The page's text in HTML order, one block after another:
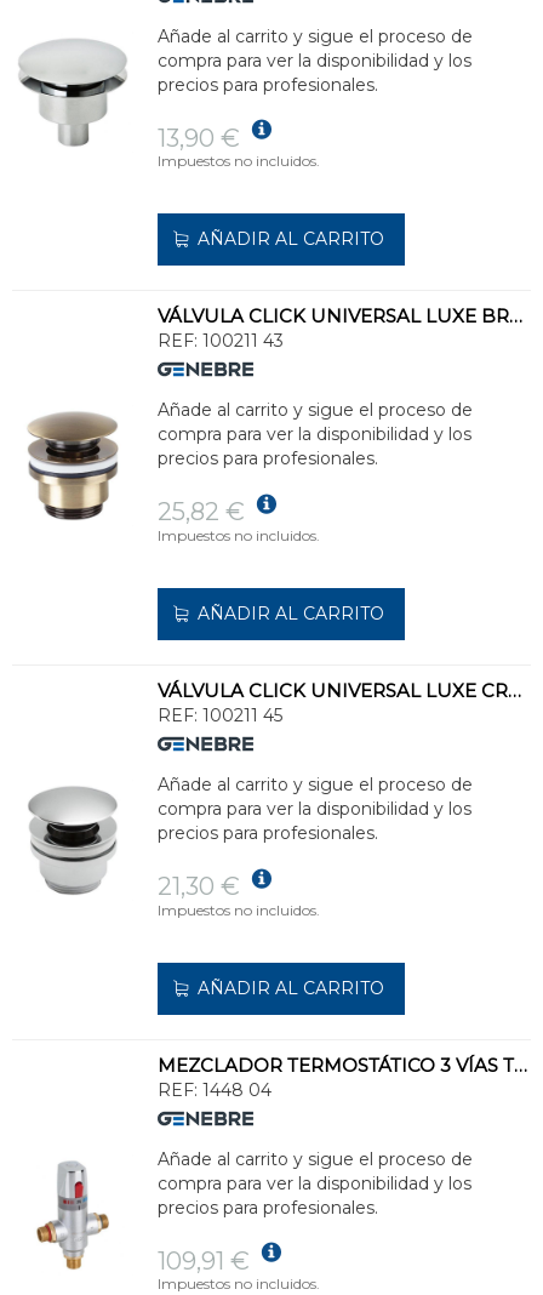
Añade al carrito y sigue el proceso de
compra para ver la disponibilidad y los
precios para profesionales.
13,90 €
Impuestos no incluidos.
AÑADIR AL CARRITO
VÁLVULA CLICK UNIVERSAL LUXE BRONCE
REF: 100211 43
Añade al carrito y sigue el proceso de
compra para ver la disponibilidad y los
precios para profesionales.
25,82 €
Impuestos no incluidos.
AÑADIR AL CARRITO
VÁLVULA CLICK UNIVERSAL LUXE CROMO
REF: 100211 45
Añade al carrito y sigue el proceso de
compra para ver la disponibilidad y los
precios para profesionales.
21,30 €
Impuestos no incluidos.
AÑADIR AL CARRITO
MEZCLADOR TERMOSTÁTICO 3 VÍAS TECO 1/2"
REF: 1448 04
Añade al carrito y sigue el proceso de
compra para ver la disponibilidad y los
precios para profesionales.
109,91 €
Impuestos no incluidos.